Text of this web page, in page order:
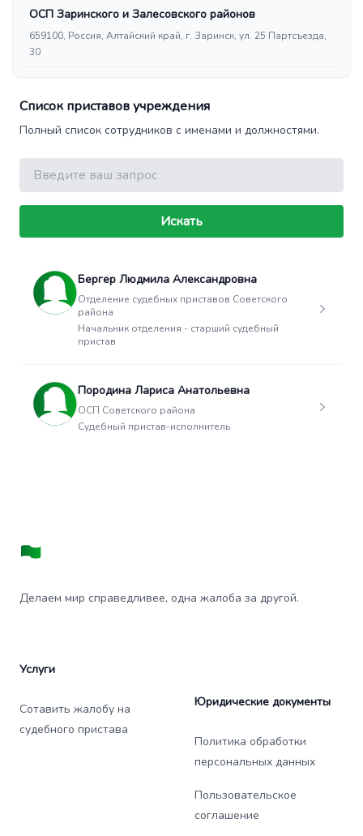
ОСП Заринского и Залесовского районов
659100, Россия, Алтайский край, г. Заринск, ул. 25 Партсъезда,
30
Список приставов учреждения
Полный список сотрудников с именами и должностями.
Поиск
Искать
Бергер Людмила Александровна
Отделение судебных приставов Советского
района
Начальник отделения - старший судебный
пристав
Породина Лариса Анатольевна
ОСП Советского района
Судебный пристав-исполнитель
Делаем мир справедливее, одна жалоба за другой.
Услуги
Сотавить жалобу на
судебного пристава
Юридические документы
Политика обработки
персональных данных
Пользовательское
соглашение